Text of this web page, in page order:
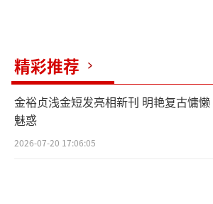
精彩推荐
金裕贞浅金短发亮相新刊 明艳复古慵懒
魅惑
2026-07-20 17:06:05